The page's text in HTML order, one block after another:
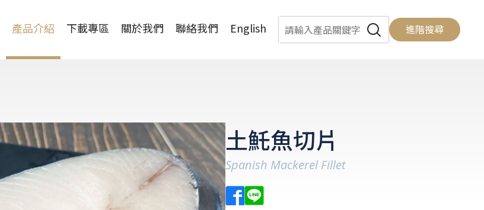
產品介紹 下載專區 關於我們 聯絡我們 English 進階搜尋
土魠魚切片
Spanish Mackerel Fillet